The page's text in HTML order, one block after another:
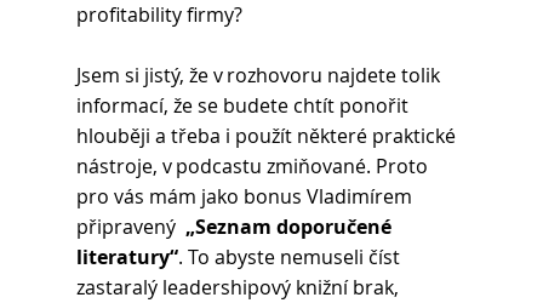
profitability firmy?
Jsem si jistý, že v rozhovoru najdete tolik
informací, že se budete chtít ponořit
hlouběji a třeba i použít některé praktické
nástroje, v podcastu zmiňované. Proto
pro vás mám jako bonus Vladimírem
připravený „Seznam doporučené
literatury“. To abyste nemuseli číst
zastaralý leadershipový knižní brak,